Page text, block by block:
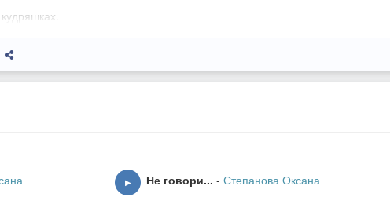
нашем небе.
▶ Не говори... - Степанова Оксана